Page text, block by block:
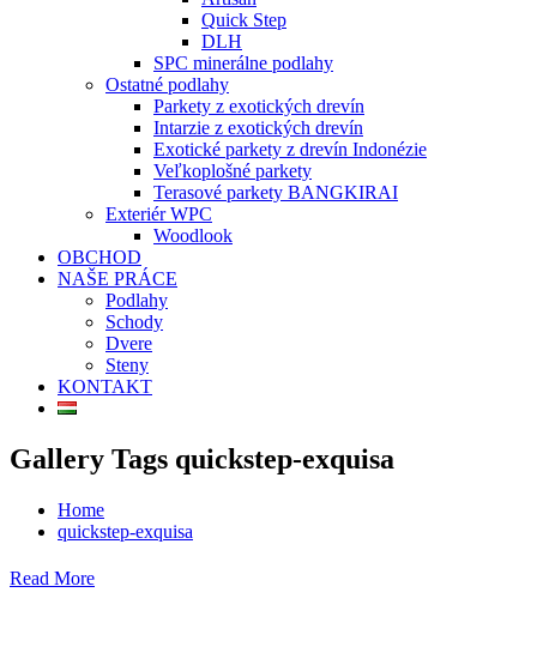
Quick Step
DLH
SPC minerálne podlahy
Ostatné podlahy
Parkety z exotických drevín
Intarzie z exotických drevín
Exotické parkety z drevín Indonézie
Veľkoplošné parkety
Terasové parkety BANGKIRAI
Exteriér WPC
Woodlook
OBCHOD
NAŠE PRÁCE
Podlahy
Schody
Dvere
Steny
KONTAKT
Gallery Tags quickstep-exquisa
Home
quickstep-exquisa
Read More